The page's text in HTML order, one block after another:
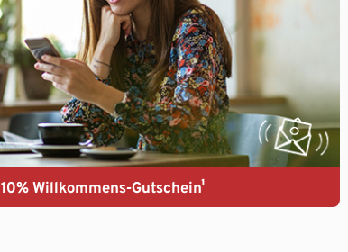
10% Willkommens-Gutschein¹